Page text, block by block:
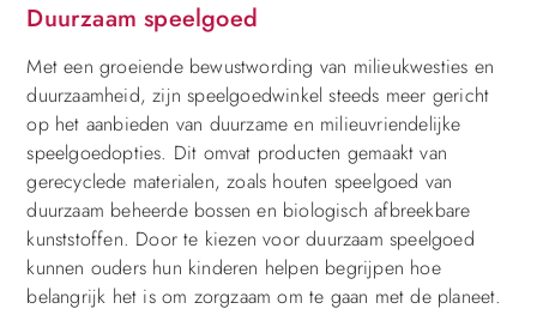
Duurzaam speelgoed
Met een groeiende bewustwording van milieukwesties en
duurzaamheid, zijn speelgoedwinkel steeds meer gericht
op het aanbieden van duurzame en milieuvriendelijke
speelgoedopties. Dit omvat producten gemaakt van
gerecyclede materialen, zoals houten speelgoed van
duurzaam beheerde bossen en biologisch afbreekbare
kunststoffen. Door te kiezen voor duurzaam speelgoed
kunnen ouders hun kinderen helpen begrijpen hoe
belangrijk het is om zorgzaam om te gaan met de planeet.